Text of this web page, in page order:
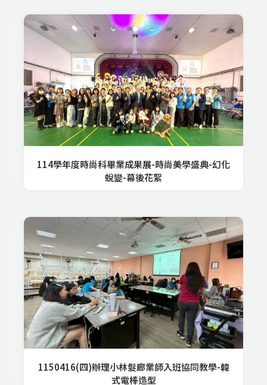
114學年度時尚科畢業成果展-時尚美學盛典-幻化
蛻變-幕後花絮
1150416(四)辦理小林髮廊業師入班協同教學-韓
式電棒造型